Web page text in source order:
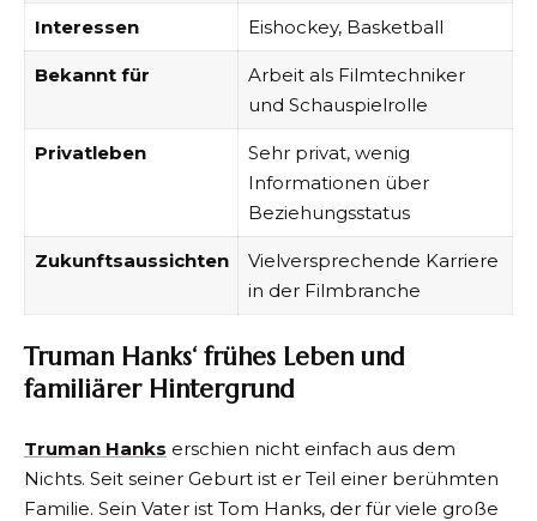
Interessen Eishockey, Basketball
Bekannt für
Arbeit als Filmtechniker
und Schauspielrolle
Privatleben
Sehr privat, wenig
Informationen über
Beziehungsstatus
Zukunftsaussichten
Vielversprechende Karriere
in der Filmbranche
Truman Hanks‘ frühes Leben und
familiärer Hintergrund
Truman Hanks erschien nicht einfach aus dem
Nichts. Seit seiner Geburt ist er Teil einer berühmten
Familie. Sein Vater ist Tom Hanks, der für viele große